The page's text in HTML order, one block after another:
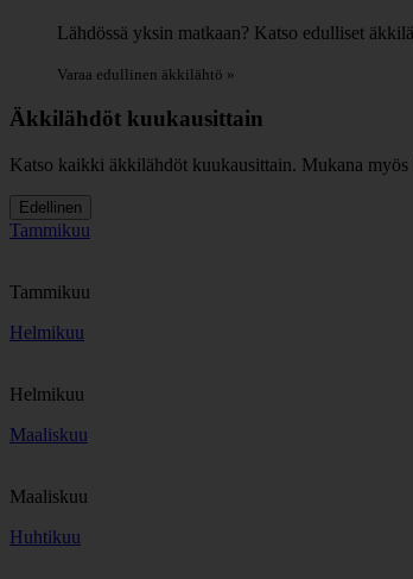
Lähdössä yksin matkaan? Katso edulliset
Varaa edullinen äkkilähtö »
Äkkilähdöt kuukausittain
Katso kaikki äkkilähdöt kuukausittain. Mukana
Edellinen
Tammikuu
Tammikuu
Helmikuu
Helmikuu
Maaliskuu
Maaliskuu
Huhtikuu